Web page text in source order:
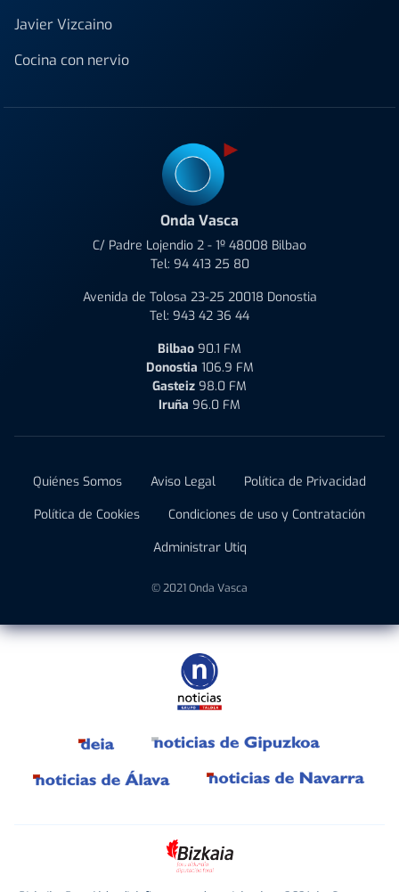
Javier Vizcaino
Cocina con nervio
Onda Vasca
C/ Padre Lojendio 2 - 1º 48008 Bilbao
Tel: 94 413 25 80
Avenida de Tolosa 23-25 20018 Donostia
Tel: 943 42 36 44
Bilbao 90.1 FM
Donostia 106.9 FM
Gasteiz 98.0 FM
Iruña 96.0 FM
Quiénes Somos Aviso Legal
Política de Privacidad
Política de Cookies
Condiciones de uso y Contratación
Administrar Utiq
© 2021 Onda Vasca